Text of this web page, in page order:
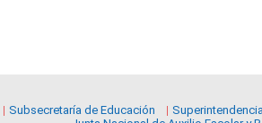
Subsecretaría de Educación